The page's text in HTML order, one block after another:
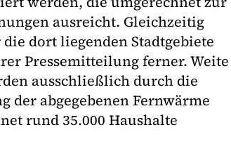
ausreicht. Gleichzeitig
dort liegenden Stadtgebiete
Pressemitteilung ferner. Weite
ausschließlich durch die
der abgegebenen Fernwärme
rund 35.000 Haushalte